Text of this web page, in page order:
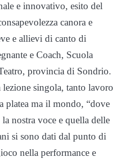
e innovativo, esito del
canora e
e allievi di canto di
e Coach, Scuola
provincia di Sondrio.
singola, tanto lavoro
platea ma il mondo, “dove
nostra voce e quella delle
si sono dati dal punto di
nella performance e